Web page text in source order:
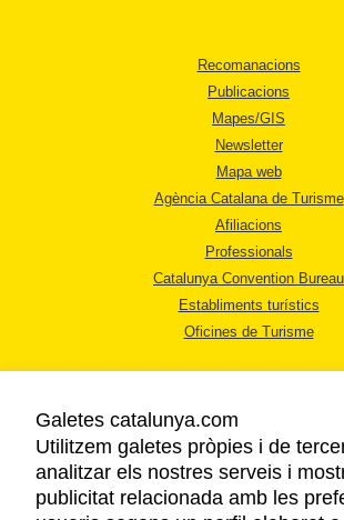
Recomanacions
Publicacions
Mapes/GIS
Newsletter
Mapa web
Agència Catalana de Turisme
Afiliacions
Professionals
Catalunya Convention Bureau
Establiments turístics
Oficines de Turisme
AVÍS LEGAL
POLÍTICA DE PRIVACITAT
Galetes catalunya.com
Utilitzem galetes pròpies i de
analitzar els nostres serveis i
publicitat relacionada amb les